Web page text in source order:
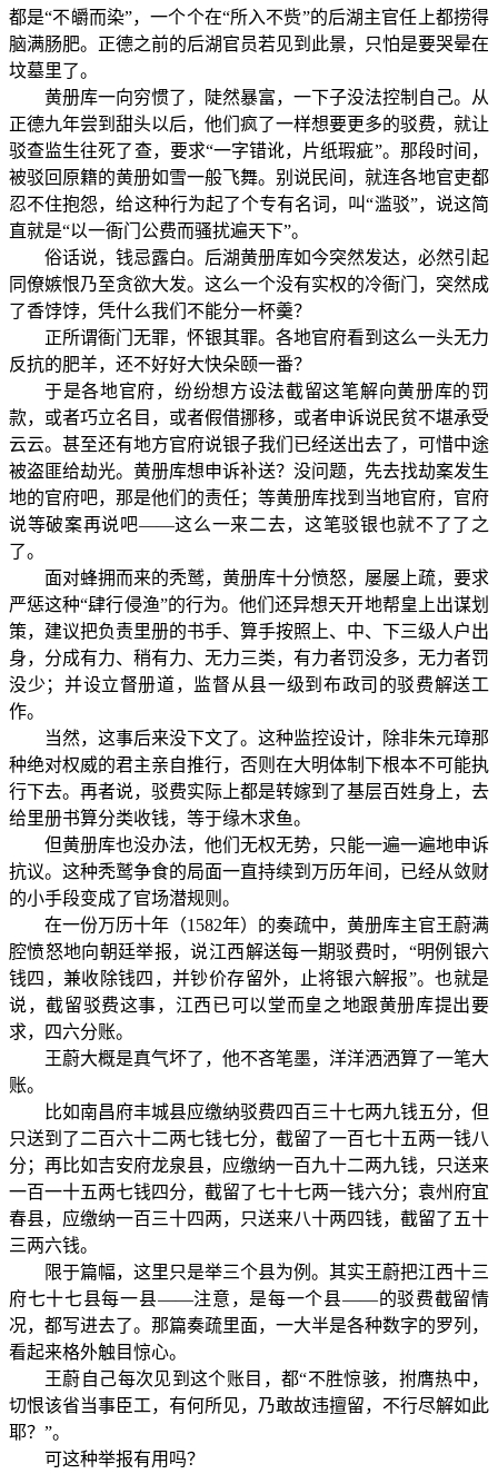
都是“不皭而染”，一个个在“所入不赀”的后湖主官任上都捞得
脑满肠肥。正德之前的后湖官员若见到此景，只怕是要哭晕在
坟墓里了。
黄册库一向穷惯了，陡然暴富，一下子没法控制自己。从
正德九年尝到甜头以后，他们疯了一样想要更多的驳费，就让
驳查监生往死了查，要求“一字错讹，片纸瑕疵”。那段时间，
被驳回原籍的黄册如雪一般飞舞。别说民间，就连各地官吏都
忍不住抱怨，给这种行为起了个专有名词，叫“滥驳”，说这简
直就是“以一衙门公费而骚扰遍天下”。
俗话说，钱忌露白。后湖黄册库如今突然发达，必然引起
同僚嫉恨乃至贪欲大发。这么一个没有实权的冷衙门，突然成
了香饽饽，凭什么我们不能分一杯羹？
正所谓衙门无罪，怀银其罪。各地官府看到这么一头无力
反抗的肥羊，还不好好大快朵颐一番？
于是各地官府，纷纷想方设法截留这笔解向黄册库的罚
款，或者巧立名目，或者假借挪移，或者申诉说民贫不堪承受
云云。甚至还有地方官府说银子我们已经送出去了，可惜中途
被盗匪给劫光。黄册库想申诉补送？没问题，先去找劫案发生
地的官府吧，那是他们的责任；等黄册库找到当地官府，官府
说等破案再说吧——这么一来二去，这笔驳银也就不了了之
了。
面对蜂拥而来的秃鹫，黄册库十分愤怒，屡屡上疏，要求
严惩这种“肆行侵渔”的行为。他们还异想天开地帮皇上出谋划
策，建议把负责里册的书手、算手按照上、中、下三级人户出
身，分成有力、稍有力、无力三类，有力者罚没多，无力者罚
没少；并设立督册道，监督从县一级到布政司的驳费解送工
作。
当然，这事后来没下文了。这种监控设计，除非朱元璋那
种绝对权威的君主亲自推行，否则在大明体制下根本不可能执
行下去。再者说，驳费实际上都是转嫁到了基层百姓身上，去
给里册书算分类收钱，等于缘木求鱼。
但黄册库也没办法，他们无权无势，只能一遍一遍地申诉
抗议。这种秃鹫争食的局面一直持续到万历年间，已经从敛财
的小手段变成了官场潜规则。
在一份万历十年（1582年）的奏疏中，黄册库主官王蔚满
腔愤怒地向朝廷举报，说江西解送每一期驳费时，“明例银六
钱四，兼收除钱四，并钞价存留外，止将银六解报”。也就是
说，截留驳费这事，江西已可以堂而皇之地跟黄册库提出要
求，四六分账。
王蔚大概是真气坏了，他不吝笔墨，洋洋洒洒算了一笔大
账。
比如南昌府丰城县应缴纳驳费四百三十七两九钱五分，但
只送到了二百六十二两七钱七分，截留了一百七十五两一钱八
分；再比如吉安府龙泉县，应缴纳一百九十二两九钱，只送来
一百一十五两七钱四分，截留了七十七两一钱六分；袁州府宜
春县，应缴纳一百三十四两，只送来八十两四钱，截留了五十
三两六钱。
限于篇幅，这里只是举三个县为例。其实王蔚把江西十三
府七十七县每一县——注意，是每一个县——的驳费截留情
况，都写进去了。那篇奏疏里面，一大半是各种数字的罗列，
看起来格外触目惊心。
王蔚自己每次见到这个账目，都“不胜惊骇，拊膺热中，
切恨该省当事臣工，有何所见，乃敢故违擅留，不行尽解如此
耶？”。
可这种举报有用吗？